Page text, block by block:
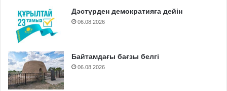
Дәстүрден демократияға дейін
06.08.2026
Байтамдағы бағзы белгі
06.08.2026